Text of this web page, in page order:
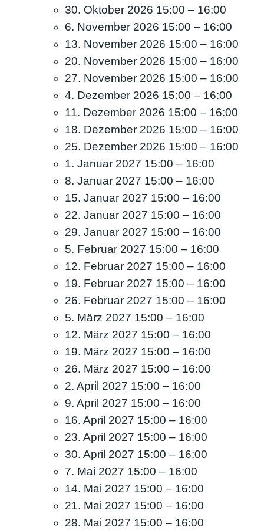
30. Oktober 2026 15:00 – 16:00
6. November 2026 15:00 – 16:00
13. November 2026 15:00 – 16:00
20. November 2026 15:00 – 16:00
27. November 2026 15:00 – 16:00
4. Dezember 2026 15:00 – 16:00
11. Dezember 2026 15:00 – 16:00
18. Dezember 2026 15:00 – 16:00
25. Dezember 2026 15:00 – 16:00
1. Januar 2027 15:00 – 16:00
8. Januar 2027 15:00 – 16:00
15. Januar 2027 15:00 – 16:00
22. Januar 2027 15:00 – 16:00
29. Januar 2027 15:00 – 16:00
5. Februar 2027 15:00 – 16:00
12. Februar 2027 15:00 – 16:00
19. Februar 2027 15:00 – 16:00
26. Februar 2027 15:00 – 16:00
5. März 2027 15:00 – 16:00
12. März 2027 15:00 – 16:00
19. März 2027 15:00 – 16:00
26. März 2027 15:00 – 16:00
2. April 2027 15:00 – 16:00
9. April 2027 15:00 – 16:00
16. April 2027 15:00 – 16:00
23. April 2027 15:00 – 16:00
30. April 2027 15:00 – 16:00
7. Mai 2027 15:00 – 16:00
14. Mai 2027 15:00 – 16:00
21. Mai 2027 15:00 – 16:00
28. Mai 2027 15:00 – 16:00